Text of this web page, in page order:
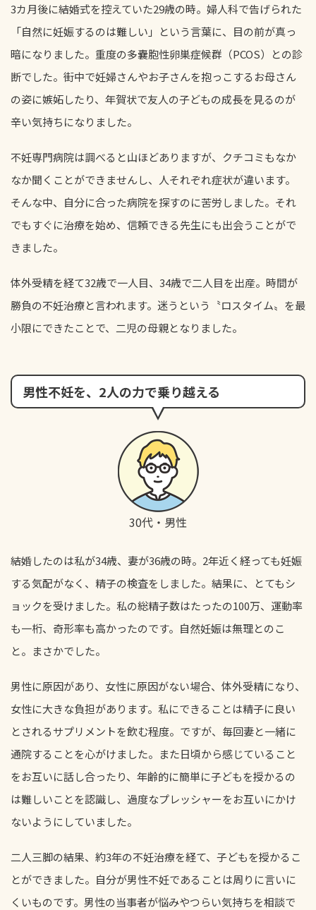
3カ月後に結婚式を控えていた29歳の時。婦人科で告げられた
「自然に妊娠するのは難しい」という言葉に、目の前が真っ
暗になりました。重度の多嚢胞性卵巣症候群（PCOS）との診
断でした。街中で妊婦さんやお子さんを抱っこするお母さん
の姿に嫉妬したり、年賀状で友人の子どもの成長を見るのが
辛い気持ちになりました。
不妊専門病院は調べると山ほどありますが、クチコミもなか
なか聞くことができませんし、人それぞれ症状が違います。
そんな中、自分に合った病院を探すのに苦労しました。それ
でもすぐに治療を始め、信頼できる先生にも出会うことがで
きました。
体外受精を経て32歳で一人目、34歳で二人目を出産。時間が
勝負の不妊治療と言われます。迷うという〝ロスタイム〟を最
小限にできたことで、二児の母親となりました。
男性不妊を、2人の力で乗り越える
30代・男性
結婚したのは私が34歳、妻が36歳の時。2年近く経っても妊娠
する気配がなく、精子の検査をしました。結果に、とてもシ
ョックを受けました。私の総精子数はたったの100万、運動率
も一桁、奇形率も高かったのです。自然妊娠は無理とのこ
と。まさかでした。
男性に原因があり、女性に原因がない場合、体外受精になり、
女性に大きな負担があります。私にできることは精子に良い
とされるサプリメントを飲む程度。ですが、毎回妻と一緒に
通院することを心がけました。また日頃から感じていること
をお互いに話し合ったり、年齢的に簡単に子どもを授かるの
は難しいことを認識し、過度なプレッシャーをお互いにかけ
ないようにしていました。
二人三脚の結果、約3年の不妊治療を経て、子どもを授かるこ
とができました。自分が男性不妊であることは周りに言いに
くいものです。男性の当事者が悩みやつらい気持ちを相談で